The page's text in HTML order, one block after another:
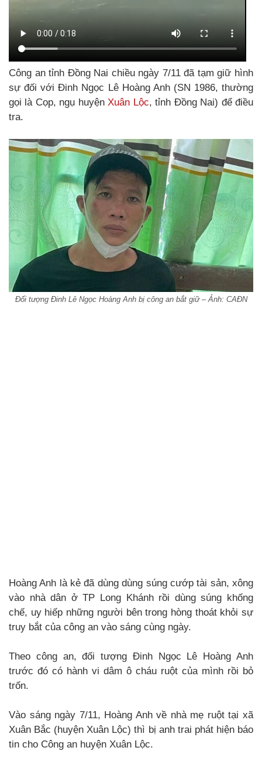
Công an tỉnh Đồng Nai chiều ngày 7/11 đã tạm giữ hình
sự đối với Đinh Ngọc Lê Hoàng Anh (SN 1986, thường
gọi là Cọp, ngụ huyệnXuân Lộc, tỉnh Đồng Nai) để điều
tra.
Đối tượng Đinh Lê Ngọc Hoàng Anh bị công an bắt giữ – Ảnh: CAĐN
Hoàng Anh là kẻ đã dùng dùng súng cướp tài sản, xông
vào nhà dân ở TP Long Khánh rồi dùng súng khống
chế, uy hiếp những người bên trong hòng thoát khỏi sự
truy bắt của công an vào sáng cùng ngày.
Theo công an, đối tượng Đinh Ngọc Lê Hoàng Anh
trước đó có hành vi dâm ô cháu ruột của mình rồi bỏ
trốn.
Vào sáng ngày 7/11, Hoàng Anh về nhà mẹ ruột tại xã
Xuân Bắc (huyện Xuân Lộc) thì bị anh trai phát hiện báo
tin cho Công an huyện Xuân Lộc.